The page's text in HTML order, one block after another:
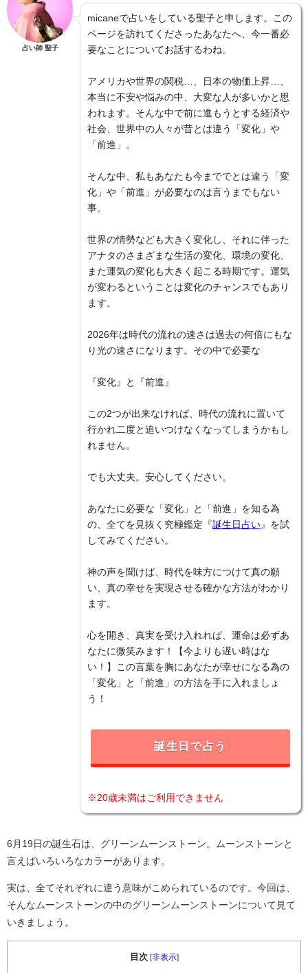
占い師 聖子
micaneで占いをしている聖子と申します。この
ページを訪れてくださったあなたへ、今一番必
要なことについてお話するわね。
アメリカや世界の関税…、日本の物価上昇…、
本当に不安や悩みの中、大変な人が多いかと思
われます。そんな中で前に進もうとする経済や
社会、世界中の人々が昔とは違う「変化」や
「前進」。
そんな中、私もあなたも今まででとは違う「変
化」や「前進」が必要なのは言うまでもない
事。
世界の情勢なども大きく変化し、それに伴った
アナタのさまざまな生活の変化、環境の変化、
また運気の変化も大きく起こる時期です。運気
が変わるということは変化のチャンスでもあり
ます。
2026年は時代の流れの速さは過去の何倍にもな
り光の速さになります。その中で必要な
『変化』と『前進』
この2つが出来なければ、時代の流れに置いて
行かれ二度と追いつけなくなってしまうかもし
れません。
でも大丈夫。安心してください。
あなたに必要な「変化」と「前進」を知る為
の、全てを見抜く究極鑑定『誕生日占い 』を試
してみてください。
神の声を聞けば、時代を味方につけて真の願
い、真の幸せを実現させる確かな方法がわかり
ます。
心を開き、真実を受け入れれば、運命は必ずあ
なたに微笑みます！【今よりも遅い時はな
い！】この言葉を胸にあなたが幸せになる為の
「変化」と「前進」の方法を手に入れましょ
う！
誕生日で占う
※20歳未満はご利用できません
6月19日の誕生石は、グリーンムーンストーン。ムーンストーンと
言えばいろいろなカラーがあります。
実は、全てそれぞれに違う意味がこめられているのです。今回は、
そんなムーンストーンの中のグリーンムーンストーンについて見て
いきましょう。
目次 [非表示]